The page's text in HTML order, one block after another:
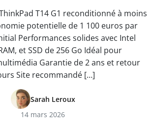
ThinkPad T14 G1 reconditionné à moins
potentielle de 1 100 euros par
Performances solides avec Intel
et SSD de 256 Go Idéal pour
Garantie de 2 ans et retour
Site recommandé […]
Sarah Leroux
14 mars 2026